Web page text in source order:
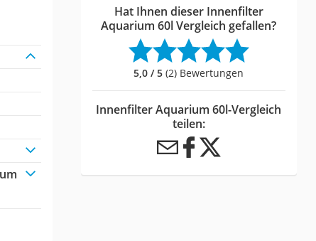
Hat Ihnen dieser Innenfilter
Aquarium 60l Vergleich gefallen?
5,0 / 5 (2) Bewertungen
Innenfilter Aquarium 60l-Vergleich
teilen: